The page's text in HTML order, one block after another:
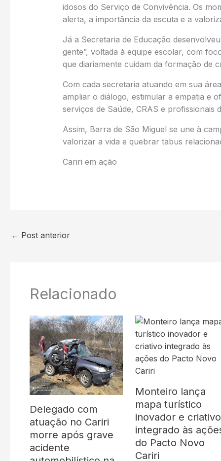
idosos do Serviço de Convivência. Os
alerta, a importância da escuta e a
Já a Secretaria de Educação
gente”, voltada à equipe escolar, com
que diariamente cuidam da formação de
Com cada secretaria atuando em sua
ampliar o diálogo, estimular a empatia e
serviços de Saúde, CRAS e profissionais
Assim, Barra de São Miguel se une à
valorizar a vida e quebrar tabus
Cariri em ação
← Post anterior
Relacionado
Delegado com
atuação no Cariri
morre após grave
acidente
Monteiro lança
mapa turístico
inovador e criativo
integrado às
do Pacto Novo
Cariri